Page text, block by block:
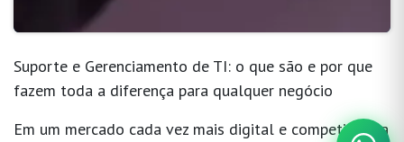
Suporte e Gerenciamento de TI: o que são e por que
fazem toda a diferença para qualquer negócio
Em um mercado cada vez mais digital e competitivo, a